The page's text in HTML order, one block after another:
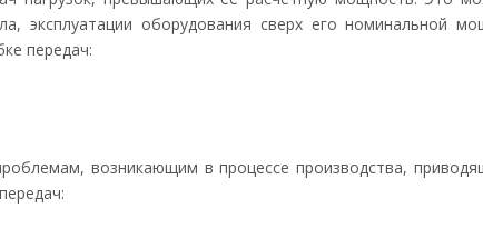
эксплуатации оборудования сверх его номинальной
передач:
возникающим в процессе производства,